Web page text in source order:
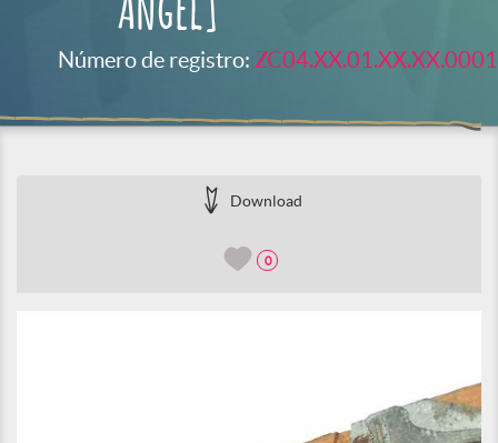
Angel]
Número de registro: ZC04.XX.01.XX.XX.0001
Download
0